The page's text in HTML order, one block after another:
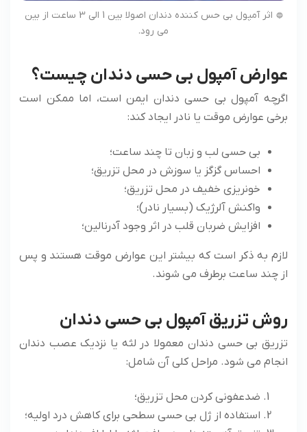
اثر آمپول بی حس کننده دندان اصولا بین 1 الی 3 ساعت از بین
می رود.
عوارض آمپول بی حسی دندان چیست؟
اگرچه آمپول بی حسی دندان ایمن است، اما ممکن است
برخی عوارض موقت یا نادر ایجاد کند:
بی حسی لب و زبان تا چند ساعت؛
احساس گزگز یا سوزش در محل تزریق؛
خونریزی خفیف در محل تزریق؛
واکنش آلرژیک (بسیار نادر)؛
افزایش ضربان قلب در اثر وجود آدرنالین؛
لازم به ذکر است که بیشتر این عوارض موقت هستند و پس
از چند ساعت برطرف می‌ شوند.
روش تزریق آمپول بی حسی دندان
تزریق بی حسی دندان معمولا در لثه یا نزدیک عصب دندان
انجام می‌ شود. مراحل کلی آن شامل:
ضدعفونی کردن محل تزریق؛
استفاده از ژل بی حسی سطحی برای کاهش درد اولیه؛